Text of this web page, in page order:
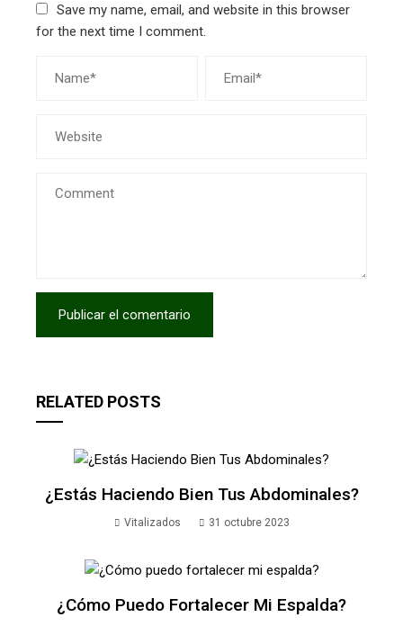
Save my name, email, and website in this browser
for the next time I comment.
RELATED POSTS
¿Estás Haciendo Bien Tus Abdominales?
Vitalizados 31 octubre 2023
¿Cómo Puedo Fortalecer Mi Espalda?